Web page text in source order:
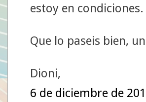
estoy en condiciones.
Que lo paseis bien,
Dioni,
6 de diciembre de